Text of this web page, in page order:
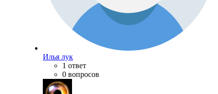
Илья лук
1 ответ
0 вопросов